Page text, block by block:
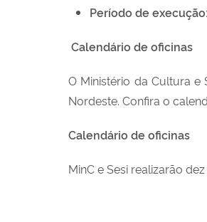
Período de execução:
Calendário de oficinas
O Ministério da Cultura
Nordeste. Confira o
Calendário de oficinas
MinC e Sesi realizarão